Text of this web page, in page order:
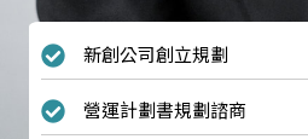
新創公司創立規劃
營運計劃書規劃諮商